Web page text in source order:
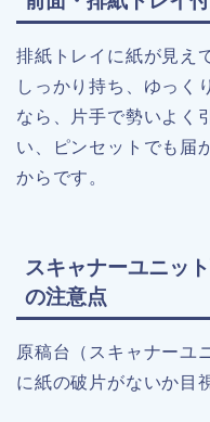
排紙トレイに紙が見え
しっかり持ち、ゆっく
なら、片手で勢いよく
い、ピンセットでも届
からです。
スキャナーユニッ
の注意点
原稿台（スキャナーユ
に紙の破片がないか目